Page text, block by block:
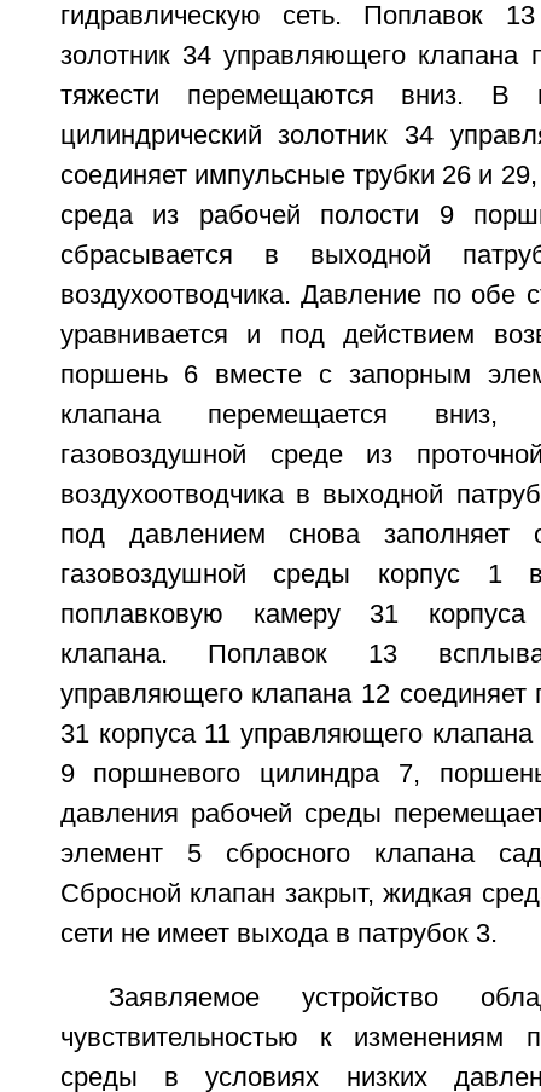
гидравлическую сеть. Поплавок
золотник 34 управляющего клапана
тяжести перемещаются вниз. В
цилиндрический золотник 34
соединяет импульсные трубки 26 и
среда из рабочей полости 9
сбрасывается в выходной
воздухоотводчика. Давление по обе
уравнивается и под действием
поршень 6 вместе с запорным
клапана перемещается вниз,
газовоздушной среде из
воздухоотводчика в выходной
под давлением снова заполняет
газовоздушной среды корпус 1
поплавковую камеру 31
клапана. Поплавок 13
управляющего клапана 12 соединяет
31 корпуса 11 управляющего
9 поршневого цилиндра 7,
давления рабочей среды
элемент 5 сбросного клапана
Сбросной клапан закрыт, жидкая
сети не имеет выхода в патрубок 3.
Заявляемое устройство
чувствительностью к изменениям
среды в условиях низких